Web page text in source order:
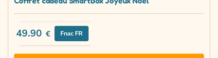
49.90 € Fnac FR